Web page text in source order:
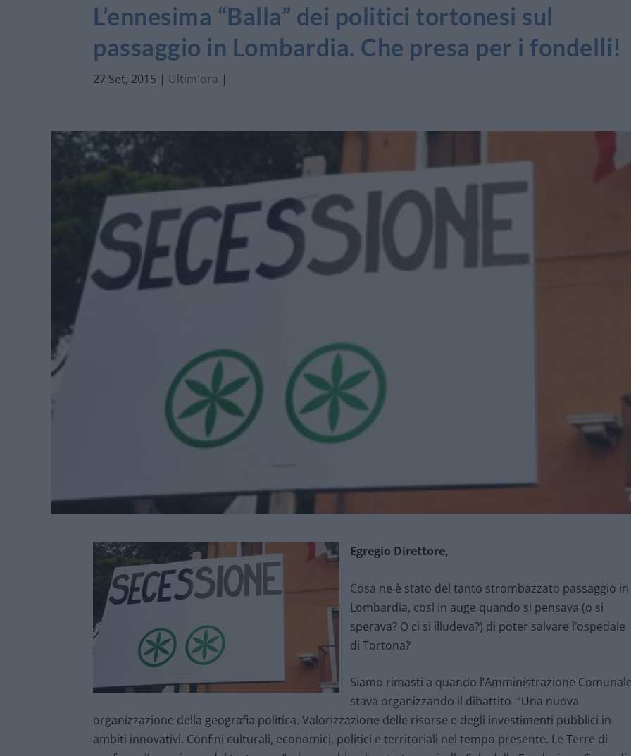
L’ennesima “Balla” dei politici tortonesi sul
passaggio in Lombardia. Che presa per i fondelli!
27 Set, 2015 | Ultim'ora |
Egregio Direttore,
Cosa ne è stato del tanto strombazzato passaggio in
Lombardia, così in auge quando si pensava (o si
sperava? O ci si illudeva?) di poter salvare l’ospedale
di Tortona?
Siamo rimasti a quando l’Amministrazione
stava organizzando il dibattito “Una nuova
organizzazione della geografia politica. Valorizzazione delle risorse e degli investimenti pubblici in
ambiti innovativi. Confini culturali, economici, politici e territoriali nel tempo presente. Le Terre di